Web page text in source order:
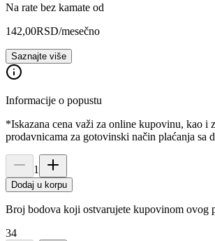
Na rate bez kamate od
142,00RSD/mesečno
Saznajte više
Informacije o popustu
*Iskazana cena važi za online kupovinu, kao i
prodavnicama za gotovinski način plaćanja sa
1
Dodaj u korpu
Broj bodova koji ostvarujete kupovinom ovog
34